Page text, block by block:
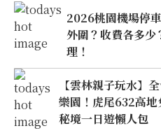
2026桃園機場停
外圍？收費各多少
理！
【雲林親子玩水】
樂園！虎尾632高
秘境一日遊懶人包